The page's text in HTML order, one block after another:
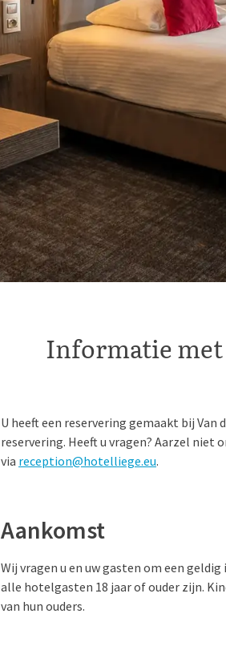
Informatie
U heeft een reservering gemaakt bij
reservering. Heeft u vragen? Aarzel niet
via reception@hotelliege.eu.
Aankomst
Wij vragen u en uw gasten om een
alle hotelgasten 18 jaar of ouder zijn.
van hun ouders.